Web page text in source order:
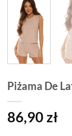
Piżama De
86,90 zł